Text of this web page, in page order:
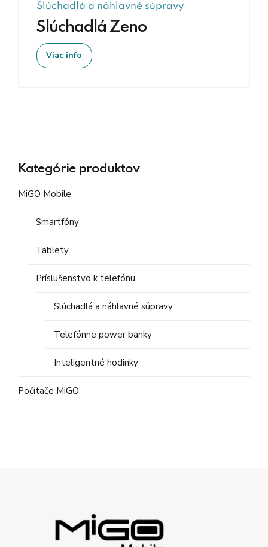
Slúchadlá a náhlavné súpravy
Slúchadlá Zeno
Viac info
Kategórie produktov
MiGO Mobile
Smartfóny
Tablety
Príslušenstvo k telefónu
Slúchadlá a náhlavné súpravy
Telefónne power banky
Inteligentné hodinky
Počítače MiGO